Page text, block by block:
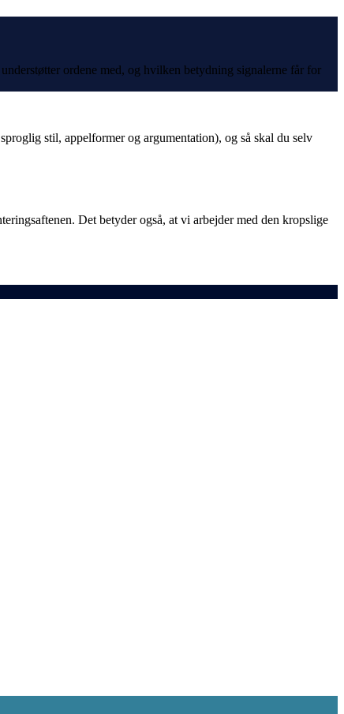
ordene med, og hvilken betydning signalerne får for
stil, appelformer og argumentation), og så skal du selv
Det betyder også, at vi arbejder med den kropslige